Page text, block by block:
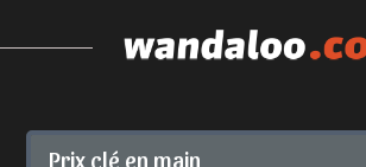
Prix clé en main